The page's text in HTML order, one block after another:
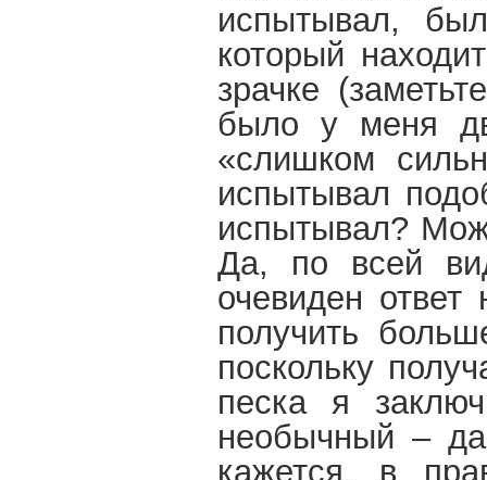
испытывал,
который
зрачке
было у меня
«слишком
испытывал
испытывал?
Да, по всей
очевиден
получить
поскольку
песка я
необычный –
кажется, в